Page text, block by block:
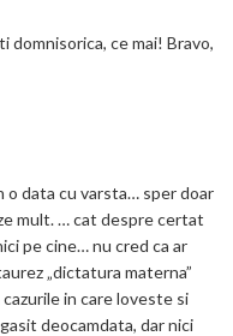
ce mai! Bravo,
o data cu varsta… sper doar
mult. … cat despre certat
pe cine… nu cred ca ar
„dictatura materna”
in care loveste si
deocamdata, dar nici